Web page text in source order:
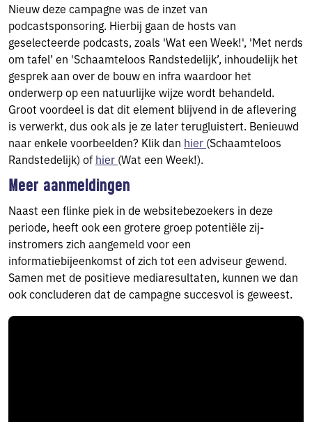
Nieuw deze campagne was de inzet van
podcastsponsoring. Hierbij gaan de hosts van
geselecteerde podcasts, zoals 'Wat een Week!', 'Met nerds
om tafel’ en 'Schaamteloos Randstedelijk’, inhoudelijk het
gesprek aan over de bouw en infra waardoor het
onderwerp op een natuurlijke wijze wordt behandeld.
Groot voordeel is dat dit element blijvend in de aflevering
is verwerkt, dus ook als je ze later terugluistert. Benieuwd
naar enkele voorbeelden? Klik dan hier (Schaamteloos
Randstedelijk) of hier (Wat een Week!).
Meer aanmeldingen
Naast een flinke piek in de websitebezoekers in deze
periode, heeft ook een grotere groep potentiële zij-
instromers zich aangemeld voor een
informatiebijeenkomst of zich tot een adviseur gewend.
Samen met de positieve mediaresultaten, kunnen we dan
ook concluderen dat de campagne succesvol is geweest.